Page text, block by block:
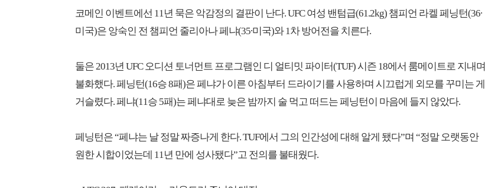
코메인 이벤트에선 11년 묵은 악감정의 결판이 난다. UFC 여성 밴텀급(61.2kg) 챔피언 라켈 페닝턴(36∙
미국)은 앙숙인 전 챔피언 줄리아나 페냐(35∙미국)와 1차 방어전을 치른다.
둘은 2013년 UFC 오디션 토너먼트 프로그램인 디 얼티밋 파이터(TUF) 시즌 18에서 룸메이트로 지내며
불화했다. 페닝턴(16승 8패)은 페냐가 이른 아침부터 드라이기를 사용하며 시끄럽게 외모를 꾸미는 게
거슬렸다. 페냐(11승 5패)는 페냐대로 늦은 밤까지 술 먹고 떠드는 페닝턴이 마음에 들지 않았다.
페닝턴은 “페냐는 날 정말 짜증나게 한다. TUF에서 그의 인간성에 대해 알게 됐다”며 “정말 오랫동안
원한 시합이었는데 11년 만에 성사됐다”고 전의를 불태웠다.